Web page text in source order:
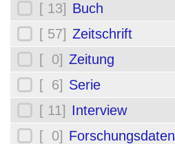
[ 13] Buch
[ 57] Zeitschrift
[ 0] Zeitung
[ 6] Serie
[ 11] Interview
[ 0] Forschungsdaten